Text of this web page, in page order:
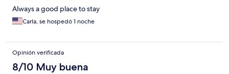
Always a good place to stay
Carla, se hospedó 1 noche
Opinión verificada
8/10 Muy buena